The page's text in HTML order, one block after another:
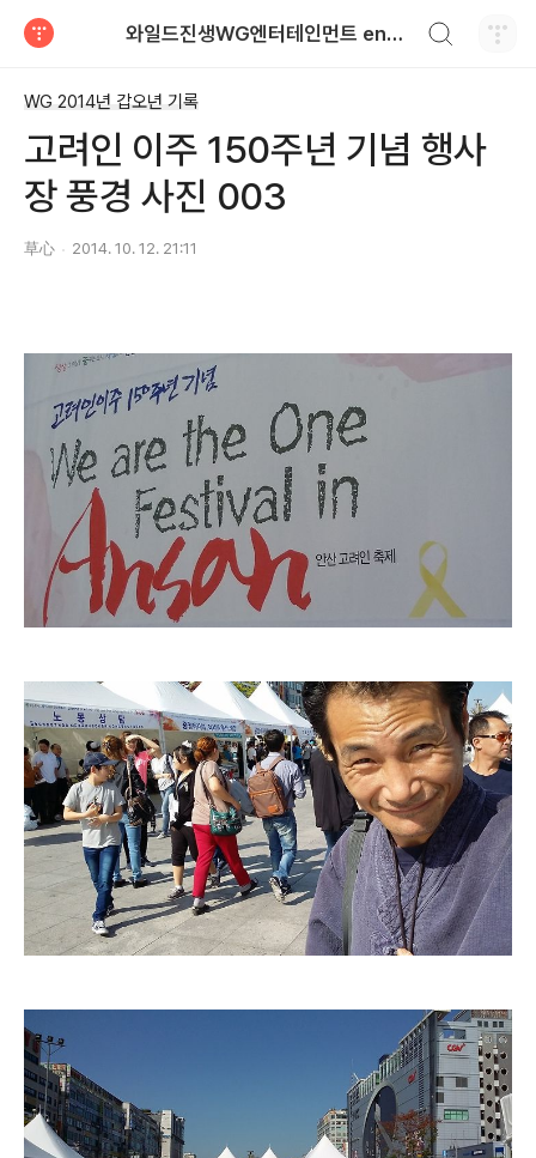
와일드진생WG엔터테인먼트 entertainment
WG 2014년 갑오년 기록
고려인 이주 150주년 기념 행사
장 풍경 사진 003
草心 2014. 10. 12. 21:11